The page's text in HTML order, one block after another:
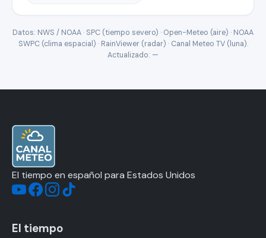
Datos: NWS / NOAA · SPC (tiempo severo) · Open-Meteo (aire) · NOAA
SWPC (clima espacial) · RainViewer (radar) · Canal Meteo TV (luna).
Actualizado: —
El tiempo en español para Estados Unidos
El tiempo